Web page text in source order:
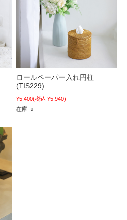
ロールペーパー入れ円柱
(TIS229)
¥5,400(税込 ¥5,940)
在庫 ○